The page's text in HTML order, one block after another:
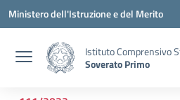
Vai ai contenuti
Vai al menu di navigazione
Vai al footer
Ministero dell'Istruzione e del Merito
Istituto Comprensivo
Soverato Primo